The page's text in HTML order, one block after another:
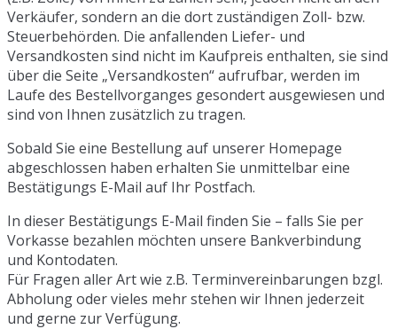
Verkäufer, sondern an die dort zuständigen Zoll- bzw.
Steuerbehörden. Die anfallenden Liefer- und
Versandkosten sind nicht im Kaufpreis enthalten, sie sind
über die Seite „Versandkosten“ aufrufbar, werden im
Laufe des Bestellvorganges gesondert ausgewiesen und
sind von Ihnen zusätzlich zu tragen.
Sobald Sie eine Bestellung auf unserer Homepage
abgeschlossen haben erhalten Sie unmittelbar eine
Bestätigungs E-Mail auf Ihr Postfach.
In dieser Bestätigungs E-Mail finden Sie – falls Sie per
Vorkasse bezahlen möchten unsere Bankverbindung
und Kontodaten.
Für Fragen aller Art wie z.B. Terminvereinbarungen bzgl.
Abholung oder vieles mehr stehen wir Ihnen jederzeit
und gerne zur Verfügung.